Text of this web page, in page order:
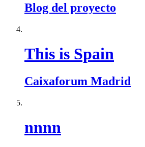
Blog del proyecto
This is Spain
Caixaforum Madrid
nnnn